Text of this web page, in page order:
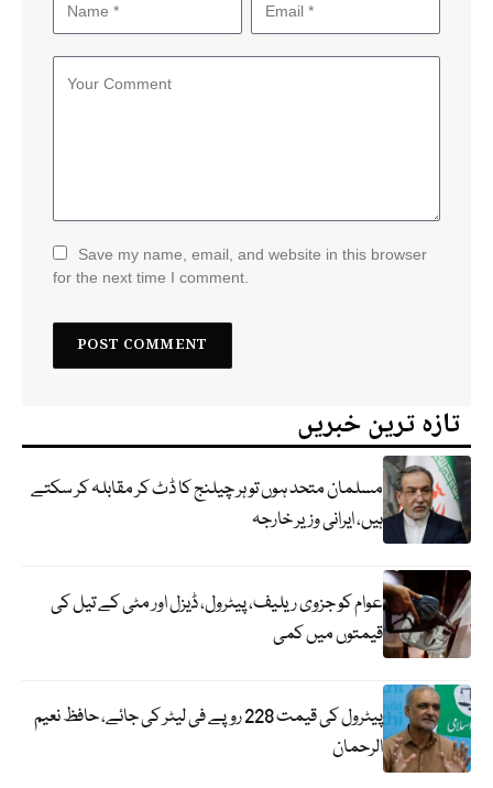
Save my name, email, and website in this browser
for the next time I comment.
تازہ ترین خبریں
مسلمان متحد ہوں تو ہر چیلنج کا ڈٹ کر مقابلہ کر سکتے
ہیں، ایرانی وزیر خارجہ
عوام کو جزوی ریلیف، پیٹرول، ڈیزل اور مٹی کے تیل کی
قیمتوں میں کمی
پیٹرول کی قیمت 228 روپے فی لیٹر کی جائے، حافظ نعیم
الرحمان